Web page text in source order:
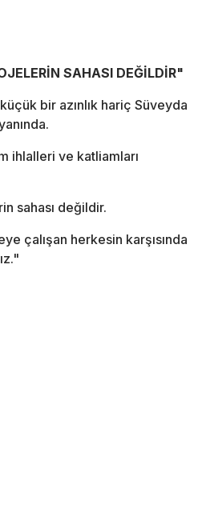
SAHASI DEĞİLDİR"
bir azınlık hariç Süveyda
ihlalleri ve katliamları
sahası değildir.
çalışan herkesin karşısında